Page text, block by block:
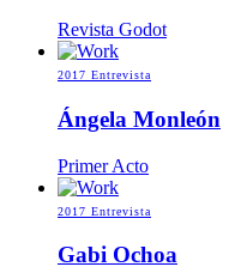
Revista Godot
2017 Entrevista
Ángela Monleón
Primer Acto
2017 Entrevista
Gabi Ochoa